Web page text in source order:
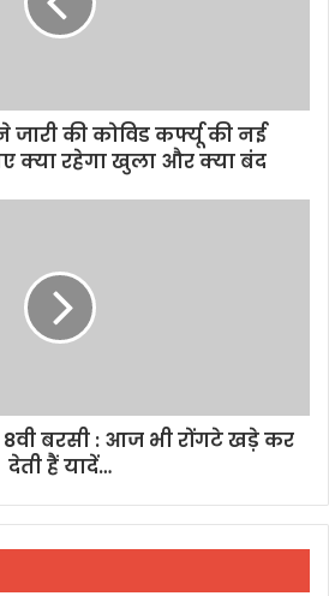
की कोविड कर्फ्यू की नई
क्या रहेगा खुला और क्या बंद
बरसी : आज भी रोंगटे खड़े कर
देती हैं यादें…